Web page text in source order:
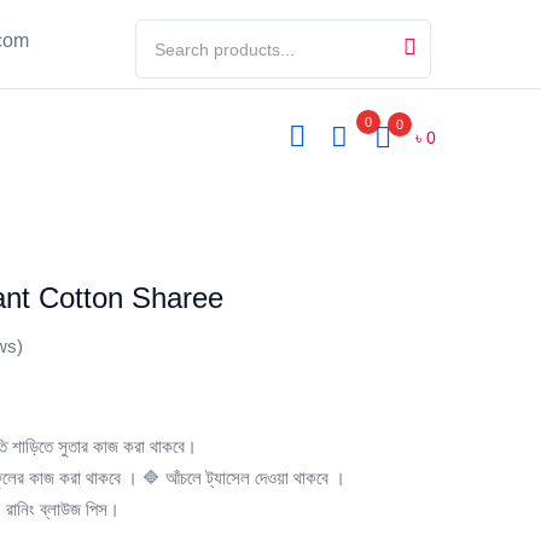
0 0
৳ 0
Cotton Sharee
শাড়িতে সুতার কাজ করা থাকবে।
কাজ করা থাকবে । 🔷 আঁচলে ট্যাসেল দেওয়া থাকবে ।
ব্লাউজ পিস।